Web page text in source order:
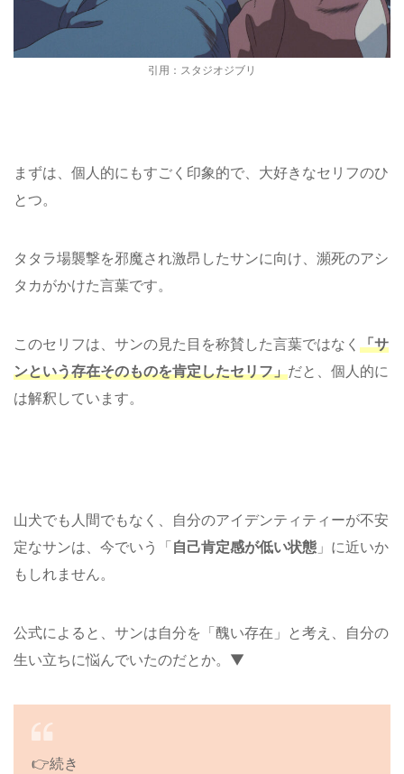
引用：スタジオジブリ
まずは、個人的にもすごく印象的で、大好きなセリフのひ
とつ。
タタラ場襲撃を邪魔され激昂したサンに向け、瀕死のアシ
タカがかけた言葉です。
このセリフは、サンの見た目を称賛した言葉ではなく 「サ
ンという存在そのものを肯定したセリフ」だと、個人的に
は解釈しています。
山犬でも人間でもなく、自分のアイデンティティーが不安
定なサンは、今でいう「自己肯定感が低い状態 」に近いか
もしれません。
公式によると、サンは自分を「醜い存在」と考え、自分の
生い立ちに悩んでいたのだとか。▼
👉続き